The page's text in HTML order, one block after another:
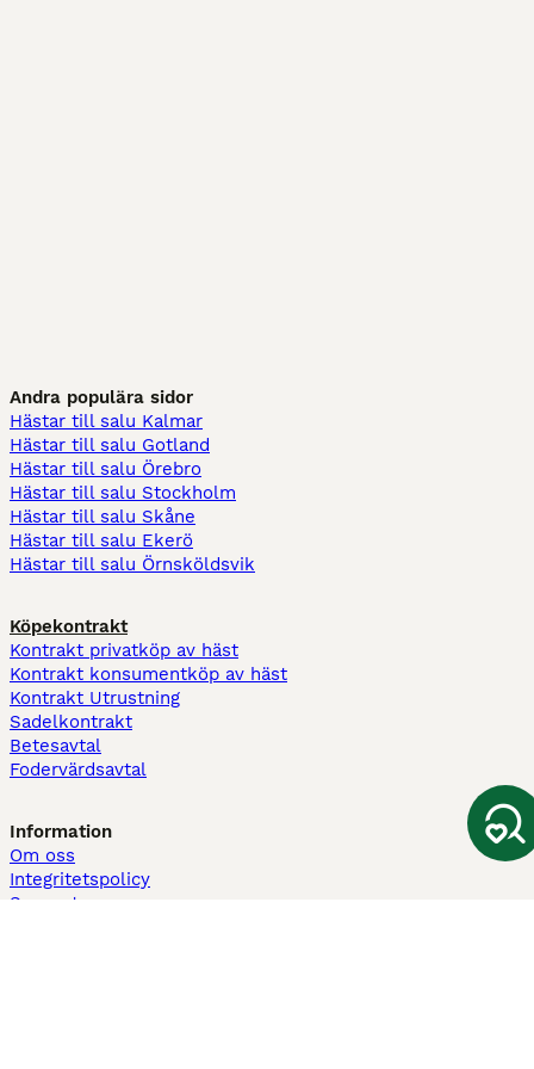
Andra populära sidor
Hästar till salu Kalmar
Hästar till salu Gotland
Hästar till salu Örebro
Hästar till salu Stockholm
Hästar till salu Skåne
Hästar till salu Ekerö
Hästar till salu Örnsköldsvik
Köpekontrakt
Kontrakt privatköp av häst
Kontrakt konsumentköp av häst
Kontrakt Utrustning
Sadelkontrakt
Betesavtal
Fodervärdsavtal
Information
Om oss
Integritetspolicy
Support